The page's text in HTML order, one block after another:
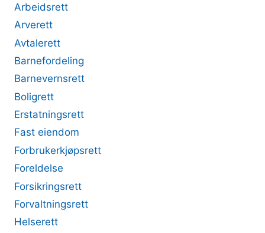
Arbeidsrett
Arverett
Avtalerett
Barnefordeling
Barnevernsrett
Boligrett
Erstatningsrett
Fast eiendom
Forbrukerkjøpsrett
Foreldelse
Forsikringsrett
Forvaltningsrett
Helserett